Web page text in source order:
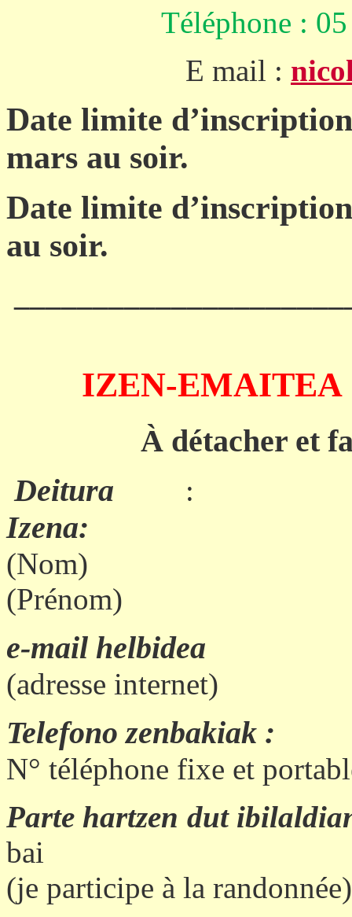
Téléphone :
E mail :
Date limite
mars au soir.
Date limite
au soir.
IZEN-EMAITEA
À détacher et
Deitura
:
Izena:
(Nom)
(Prénom)
e-mail helbidea
(adresse internet)
Telefono zenbakiak :
N° téléphone fixe et
Parte hartzen dut
bai
(je participe à la randonnée)